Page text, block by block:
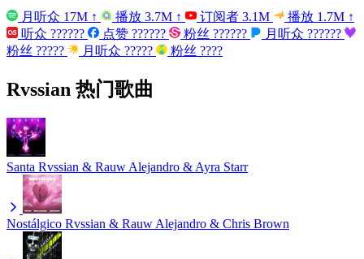
月听众 17M ↑ 播放 3.7M ↑ 订阅者 3.1M 播放 1.7M ↑
听众 ?????? 点赞 ?????? 粉丝 ?????? 月听众 ??????
粉丝 ????? 月听众 ????? 粉丝 ????
Rvssian 热门歌曲
Santa Rvssian & Rauw Alejandro & Ayra Starr
Nostálgico Rvssian & Rauw Alejandro & Chris Brown